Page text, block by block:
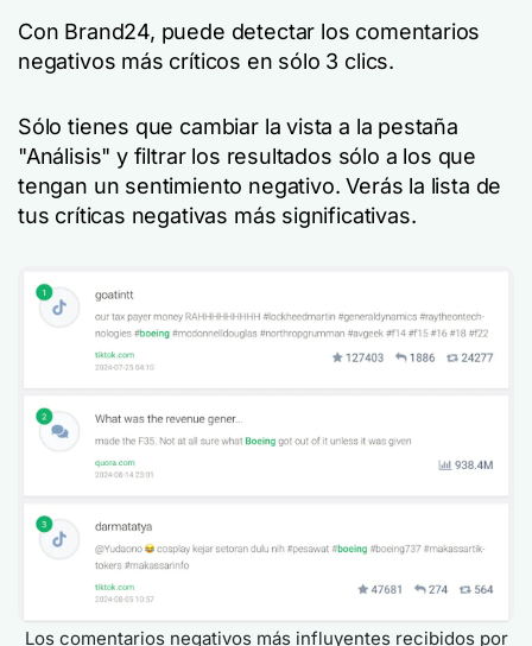
Con Brand24, puede detectar los comentarios
negativos más críticos en sólo 3 clics.
Sólo tienes que cambiar la vista a la pestaña
"Análisis" y filtrar los resultados sólo a los que
tengan un sentimiento negativo. Verás la lista de
tus críticas negativas más significativas.
Los comentarios negativos más influyentes recibidos por